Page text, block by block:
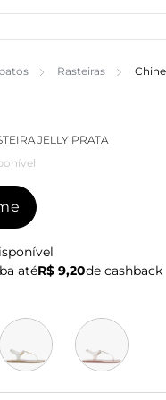
Rasteiras
JELLY PRATA
atéR$ 9,20de cashback